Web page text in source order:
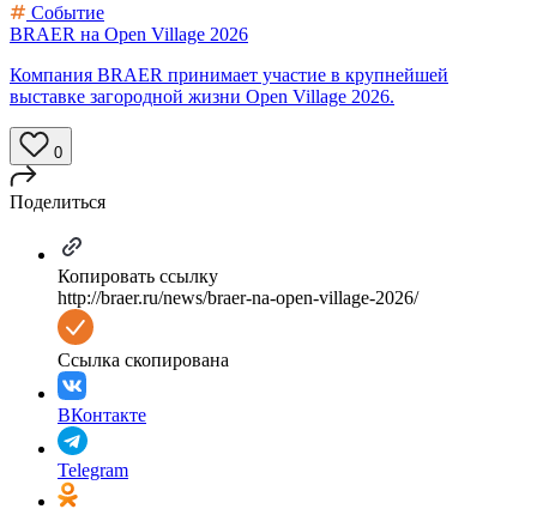
Событие
BRAER на Open Village 2026
Компания BRAER принимает участие в крупнейшей
выставке загородной жизни Open Village 2026.
0
Поделиться
Копировать ссылку
http://braer.ru/news/braer-na-open-village-2026/
Ссылка скопирована
ВКонтакте
Telegram